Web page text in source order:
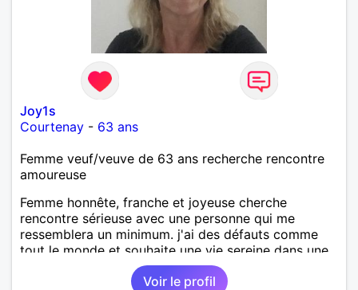
Joy1s
Courtenay - 63 ans
Femme veuf/veuve de 63 ans recherche rencontre
amoureuse
Femme honnête, franche et joyeuse cherche
rencontre sérieuse avec une personne qui me
ressemblera un minimum. j'ai des défauts comme
tout le monde et souhaite une vie sereine dans une
relation sur du long terme.
Voir le profil